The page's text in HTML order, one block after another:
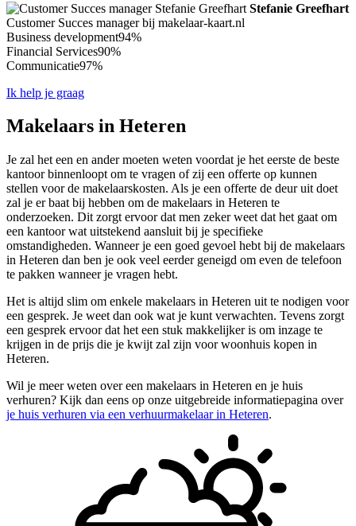
Stefanie Greefhart
Customer Succes manager bij makelaar-kaart.nl
Business development94%
Financial Services90%
Communicatie97%
Ik help je graag
Makelaars in Heteren
Je zal het een en ander moeten weten voordat je het eerste de beste
kantoor binnenloopt om te vragen of zij een offerte op kunnen
stellen voor de makelaarskosten. Als je een offerte de deur uit doet
zal je er baat bij hebben om de makelaars in Heteren te
onderzoeken. Dit zorgt ervoor dat men zeker weet dat het gaat om
een kantoor wat uitstekend aansluit bij je specifieke
omstandigheden. Wanneer je een goed gevoel hebt bij de makelaars
in Heteren dan ben je ook veel eerder geneigd om even de telefoon
te pakken wanneer je vragen hebt.
Het is altijd slim om enkele makelaars in Heteren uit te nodigen voor
een gesprek. Je weet dan ook wat je kunt verwachten. Tevens zorgt
een gesprek ervoor dat het een stuk makkelijker is om inzage te
krijgen in de prijs die je kwijt zal zijn voor woonhuis kopen in
Heteren.
Wil je meer weten over een makelaars in Heteren en je huis
verhuren? Kijk dan eens op onze uitgebreide informatiepagina over
je huis verhuren via een verhuurmakelaar in Heteren.